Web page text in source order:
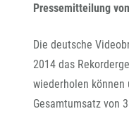
Pressemitteilung
Die deutsche
2014 das
wiederholen
Gesamtumsatz von